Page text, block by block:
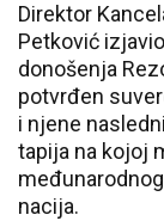
Direktor
Petković
donošenja
potvrđen
i njene
tapija na kojoj
nacija.